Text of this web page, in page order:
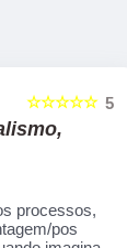
5
☆☆☆☆☆
dos produtos,